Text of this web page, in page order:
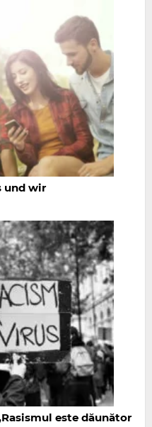
und wir
este dăunător